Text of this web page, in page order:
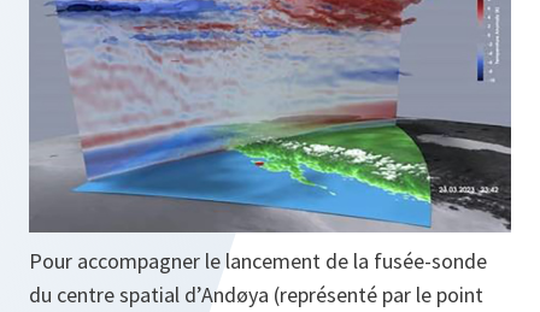
Pour accompagner le lancement de la fusée-sonde
du centre spatial d’Andøya (représenté par le point